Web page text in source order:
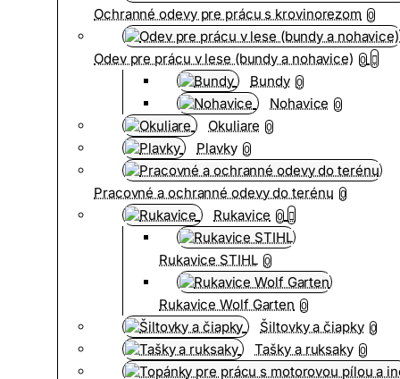
Ochranné odevy pre prácu s krovinorezom 0
Odev pre prácu v lese (bundy a nohavice) 0
Bundy 0
Nohavice 0
Okuliare 0
Plavky 0
Pracovné a ochranné odevy do terénu 0
Rukavice 0
Rukavice STIHL 0
Rukavice Wolf Garten 0
Šiltovky a čiapky 0
Tašky a ruksaky 0